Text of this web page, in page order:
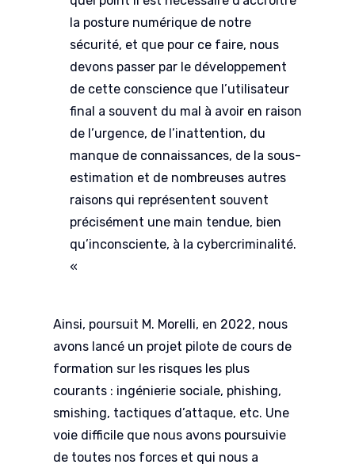
la posture numérique de notre
sécurité, et que pour ce faire, nous
devons passer par le développement
de cette conscience que l’utilisateur
final a souvent du mal à avoir en raison
de l’urgence, de l’inattention, du
manque de connaissances, de la sous-
estimation et de nombreuses autres
raisons qui représentent souvent
précisément une main tendue, bien
qu’inconsciente, à la cybercriminalité.
«
Ainsi, poursuit M. Morelli, en 2022, nous
avons lancé un projet pilote de cours de
formation sur les risques les plus
courants : ingénierie sociale, phishing,
smishing, tactiques d’attaque, etc. Une
voie difficile que nous avons poursuivie
de toutes nos forces et qui nous a